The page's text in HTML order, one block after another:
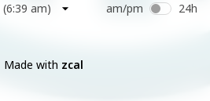
(6:39 am) am/pm 24h
Made with zcal